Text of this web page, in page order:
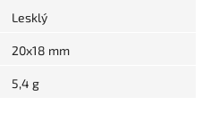
Lesklý
20x18 mm
5,4 g